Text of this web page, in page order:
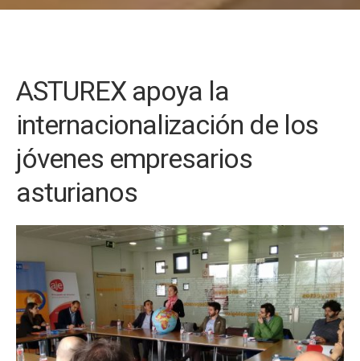
ASTUREX apoya la
internacionalización de los
jóvenes empresarios
asturianos